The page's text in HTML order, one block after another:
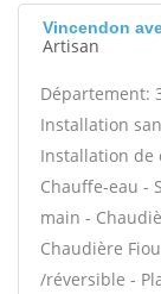
Vincendon
Artisan
Département:
Installation
Installation de
Chauffe-eau -
main -
Chaudière
/réversible -